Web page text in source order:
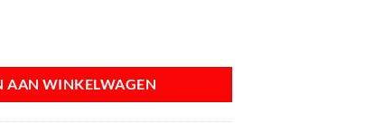
AAN WINKELWAGEN